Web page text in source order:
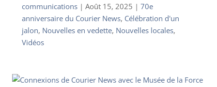
communications| Août 15, 2025 | 70e
anniversaire du Courier News, Célébration d'un
jalon, Nouvelles en vedette, Nouvelles locales,
Vidéos